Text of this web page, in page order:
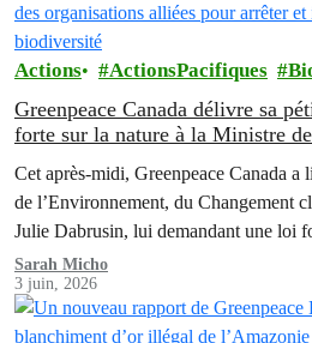
Actions ActionsPacifiques
Greenpeace Canada délivre sa
forte sur la nature à la Ministre
parallèle de rencontres avec des
arrêter et inverser la perte de
Cet après-midi, Greenpeace Canada
de l’Environnement, du Changement
Julie Dabrusin, lui demandant une loi
pétition a été signée par plus de 116
Canada, qui réclament que la nature
Sarah Micho
3 juin, 2026